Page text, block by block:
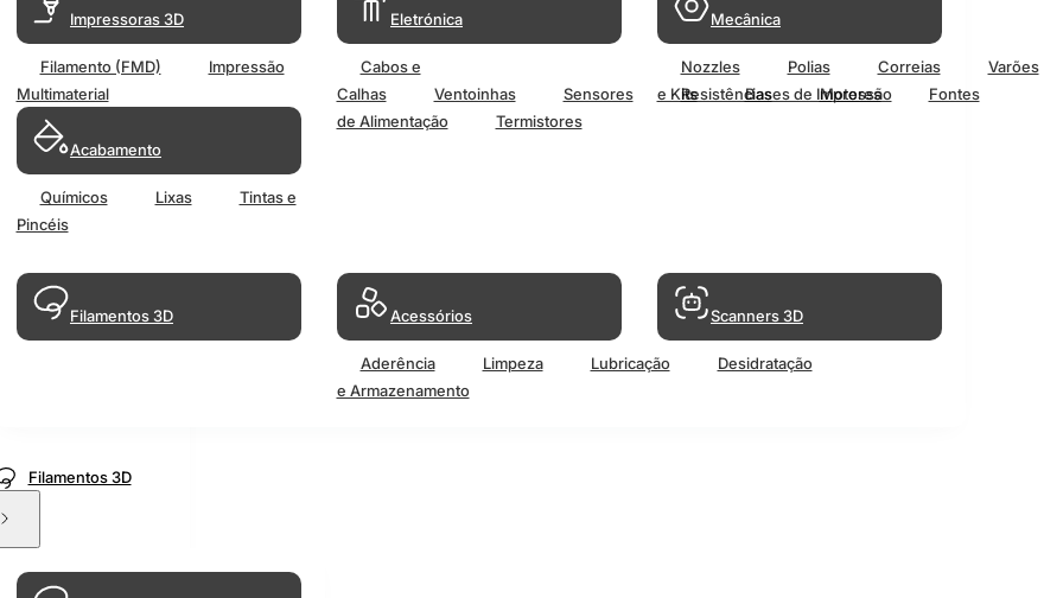
Impressoras 3D
Filamento (FMD)
Impressão
Multimaterial
Acabamento
Químicos Lixas
Tintas e
Pincéis
Eletrónica
Cabos e
Calhas
Ventoinhas Sensores Resistências Motores
Fontes
de Alimentação
Termistores
Mecânica
Nozzles Polias Correias
Varões
e Kits
Bases de Impressão
Filamentos 3D Acessórios
Aderência Limpeza Lubricação
Desidratação
e Armazenamento
Scanners 3D
Filamentos 3D